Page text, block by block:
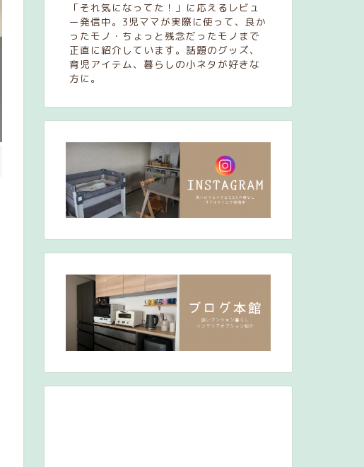
「それ気になってた！」に応えるレビュ
ー発信中。3児ママが実際に使って、良か
ったモノ・ちょっと残念だったモノまで
正直に紹介しています。話題のグッズ、
育児アイテム、暮らしの小ネタが好きな
方に。